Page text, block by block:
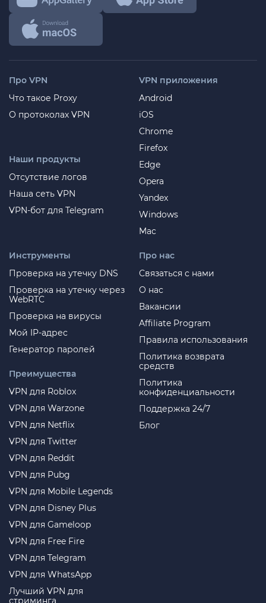
Про VPN
Что такое Proxy
О протоколах VPN
Наши продукты
Отсутствие логов
Наша сеть VPN
VPN-бот для Telegram
VPN приложения
Android
iOS
Chrome
Firefox
Edge
Opera
Yandex
Windows
Mac
Про нас
Связаться с нами
О нас
Вакансии
Affiliate Program
Правила использования
Политика возврата
средств
Политика
конфиденциальности
Поддержка 24/7
Блог
Инструменты
Проверка на утечку DNS
Проверка на утечку через
WebRTC
Проверка на вирусы
Мой IP-адрес
Генератор паролей
Преимущества
VPN для Roblox
VPN для Warzone
VPN для Netflix
VPN для Twitter
VPN для Reddit
VPN для Pubg
VPN для Mobile Legends
VPN для Disney Plus
VPN для Gameloop
VPN для Free Fire
VPN для Telegram
VPN для WhatsApp
Лучший VPN для
стриминга